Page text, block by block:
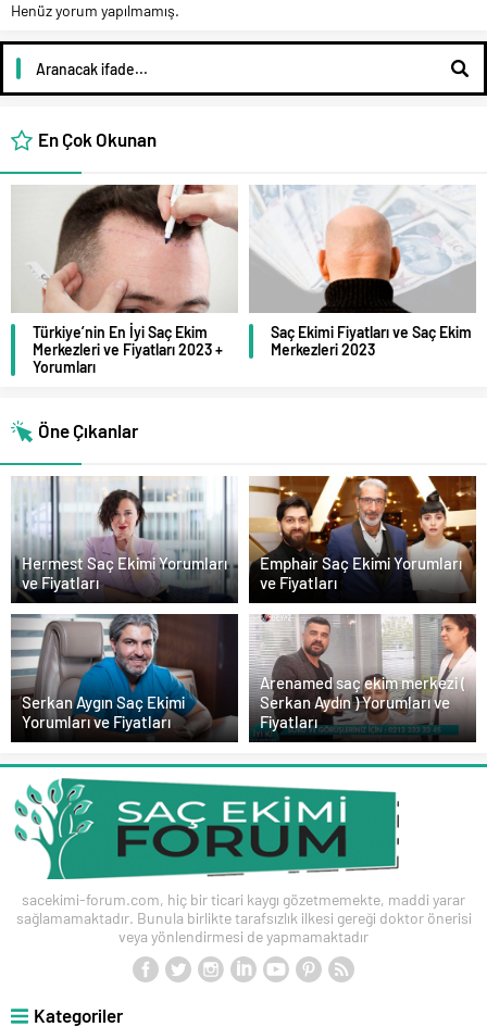
Henüz yorum yapılmamış.
En Çok Okunan
Türkiye’nin En İyi Saç Ekim
Merkezleri ve Fiyatları 2023 +
Yorumları
Saç Ekimi Fiyatları ve Saç Ekim
Merkezleri 2023
Öne Çıkanlar
Hermest Saç Ekimi Yorumları
ve Fiyatları
Emphair Saç Ekimi Yorumları
ve Fiyatları
Serkan Aygın Saç Ekimi
Yorumları ve Fiyatları
Arenamed saç ekim merkezi (
Serkan Aydın ) Yorumları ve
Fiyatları
sacekimi-forum.com, hiç bir ticari kaygı gözetmemekte, maddi yarar
sağlamamaktadır. Bunula birlikte tarafsızlık ilkesi gereği doktor önerisi
veya yönlendirmesi de yapmamaktadır
Kategoriler